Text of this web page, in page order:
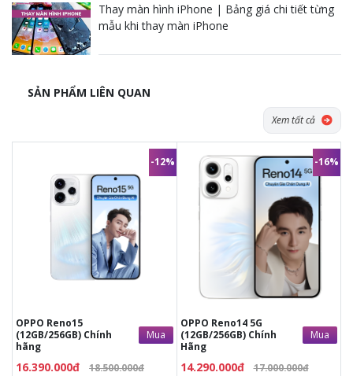
Thay màn hình iPhone | Bảng giá chi tiết từng
mẫu khi thay màn iPhone
SẢN PHẨM LIÊN QUAN
Xem tất cả
-12%
OPPO Reno15
(12GB/256GB) Chính
hãng
Mua
16.390.000đ 18.500.000đ
16.390.000đ 18.500.000đ
từ nhà sản xuất.
1 đổi 1 trong vòng 30 ngày
có lỗi phần cứng từ nhà sản xuất
Bảo hành 12 thángchính hãng
-16%
OPPO Reno14 5G
(12GB/256GB) Chính
Hãng
Mua
14.290.000đ 17.000.000đ
14.290.000đ 17.000.000đ
Đầy đủ phụ kiện từ nhà sản xuất.
1 đổi 1 trong vòng 30 ngày nếu
có lỗi phần cứng từ nhà sản xuất
Bảo hành 12 tháng
chính hãng
tại trung bảo hành Chính hãng